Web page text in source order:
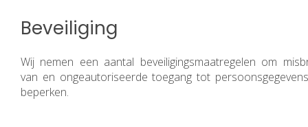
Beveiliging
Wij nemen een aantal beveiligingsmaatregelen om
van en ongeautoriseerde toegang tot
beperken.